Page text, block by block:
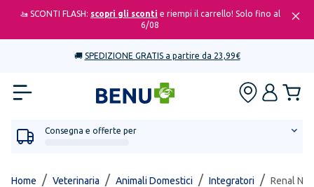
🚤 SCONTI FLASH: scopri gli sconti e riempi il carrello! Solo fino al
6/08
🚚 SPEDIZIONE GRATIS a partire da 23,99€
Consegna e offerte per
Home / Veterinaria / Animali Domestici / Integratori / Renal N